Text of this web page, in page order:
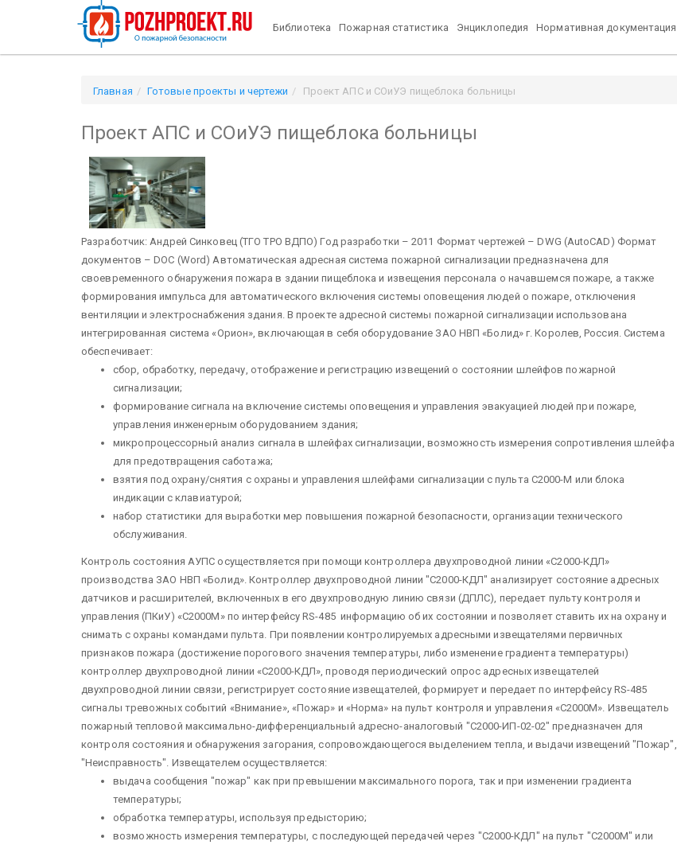
Библиотека Пожарная статистика Энциклопедия Нормативная документация
Главная Готовые проекты и чертежи Проект АПС и СОиУЭ пищеблока больницы
Проект АПС и СОиУЭ пищеблока больницы
Разработчик: Андрей Синковец (ТГО ТРО ВДПО) Год разработки – 2011 Формат чертежей – DWG (AutoCAD) Формат
документов – DOC (Word) Автоматическая адресная система пожарной сигнализации предназначена для
своевременного обнаружения пожара в здании пищеблока и извещения персонала о начавшемся пожаре, а также
формирования импульса для автоматического включения системы оповещения людей о пожаре, отключения
вентиляции и электроснабжения здания. В проекте адресной системы пожарной сигнализации использована
интегрированная система «Орион», включающая в себя оборудование ЗАО НВП «Болид» г. Королев, Россия. Система
обеспечивает:
сбор, обработку, передачу, отображение и регистрацию извещений о состоянии шлейфов пожарной
сигнализации;
формирование сигнала на включение системы оповещения и управления эвакуацией людей при пожаре,
управления инженерным оборудованием здания;
микропроцессорный анализ сигнала в шлейфах сигнализации, возможность измерения сопротивления шлейфа
для предотвращения саботажа;
взятия под охрану/снятия с охраны и управления шлейфами сигнализации с пульта С2000-М или блока
индикации с клавиатурой;
набор статистики для выработки мер повышения пожарной безопасности, организации технического
обслуживания.
Контроль состояния АУПС осуществляется при помощи контроллера двухпроводной линии «С2000-КДЛ»
производства ЗАО НВП «Болид». Контроллер двухпроводной линии "С2000-КДЛ" анализирует состояние адресных
датчиков и расширителей, включенных в его двухпроводную линию связи (ДПЛС), передает пульту контроля и
управления (ПКиУ) «С2000М» по интерфейсу RS-485 информацию об их состоянии и позволяет ставить их на охрану и
снимать с охраны командами пульта. При появлении контролируемых адресными извещателями первичных
признаков пожара (достижение порогового значения температуры, либо изменение градиента температуры)
контроллер двухпроводной линии «С2000-КДЛ», проводя периодический опрос адресных извещателей
двухпроводной линии связи, регистрирует состояние извещателей, формирует и передает по интерфейсу RS-485
сигналы тревожных событий «Внимание», «Пожар» и «Норма» на пульт контроля и управления «С2000М». Извещатель
пожарный тепловой максимально-дифференциальный адресно-аналоговый "С2000-ИП-02-02" предназначен для
контроля состояния и обнаружения загорания, сопровождающегося выделением тепла, и выдачи извещений "Пожар",
"Неисправность". Извещателем осуществляется:
выдача сообщения "пожар" как при превышении максимального порога, так и при изменении градиента
температуры;
обработка температуры, используя предысторию;
возможность измерения температуры, с последующей передачей через "С2000-КДЛ" на пульт "С2000М" или